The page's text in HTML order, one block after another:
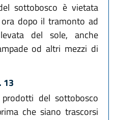
sottobosco è vietata
dopo il tramonto ad
del sole, anche
od altri mezzi di
13
del sottobosco
che siano trascorsi